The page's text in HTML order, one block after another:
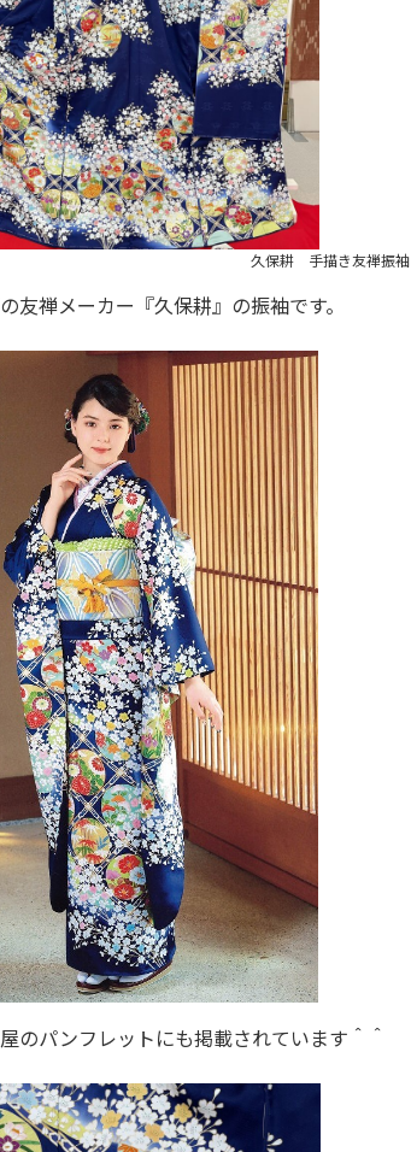
久保耕 手描き友禅振袖
友禅メーカー『久保耕』の振袖です。
のパンフレットにも掲載されています＾＾